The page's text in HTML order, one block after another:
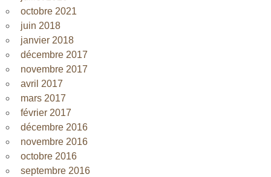
octobre 2021
juin 2018
janvier 2018
décembre 2017
novembre 2017
avril 2017
mars 2017
février 2017
décembre 2016
novembre 2016
octobre 2016
septembre 2016